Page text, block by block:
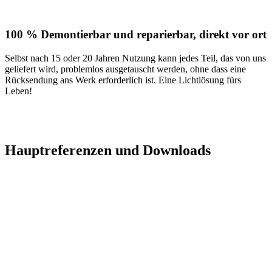
100 % Demontierbar und reparierbar, direkt vor ort
Selbst nach 15 oder 20 Jahren Nutzung kann jedes Teil, das von uns
geliefert wird, problemlos ausgetauscht werden, ohne dass eine
Rücksendung ans Werk erforderlich ist. Eine Lichtlösung fürs
Leben!
Hauptreferenzen und Downloads